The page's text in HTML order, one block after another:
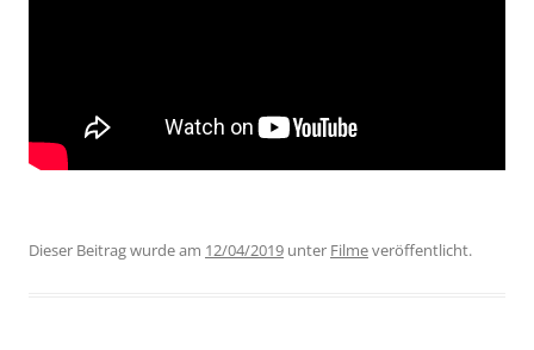
Dieser Beitrag wurde am 12/04/2019 unter Filmeveröffentlicht.